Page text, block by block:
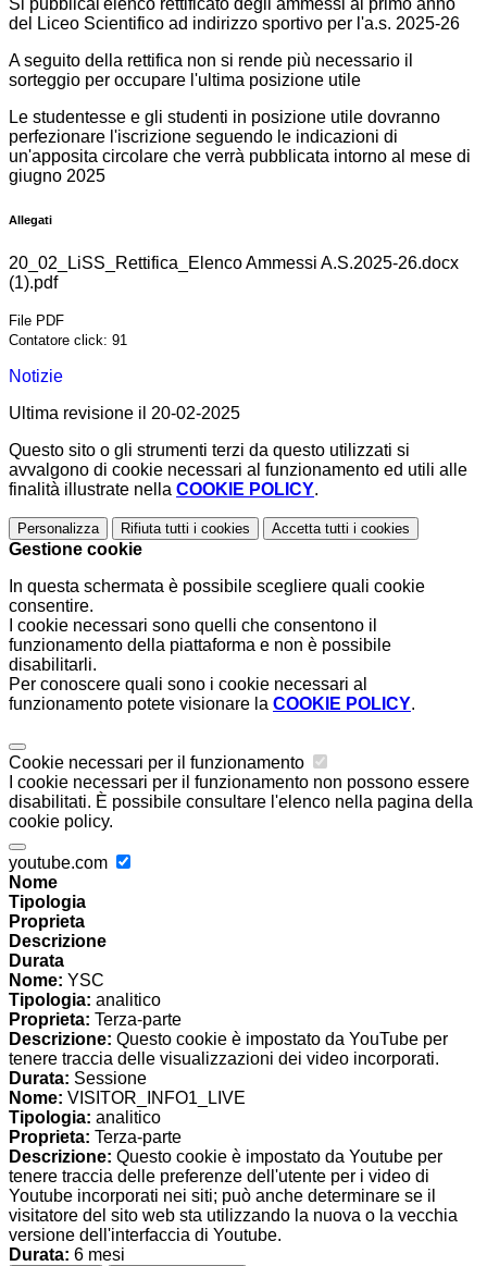
Si pubblical'elenco rettificato degli ammessi al primo anno
del Liceo Scientifico ad indirizzo sportivo per l'a.s. 2025-26
A seguito della rettifica non si rende più necessario il
sorteggio per occupare l'ultima posizione utile
Le studentesse e gli studenti in posizione utile dovranno
perfezionare l'iscrizione seguendo le indicazioni di
un'apposita circolare che verrà pubblicata intorno al mese di
giugno 2025
Allegati
20_02_LiSS_Rettifica_Elenco Ammessi A.S.2025-26.docx
(1).pdf
File PDF
Contatore click: 91
Notizie
Ultima revisione il 20-02-2025
Questo sito o gli strumenti terzi da questo utilizzati si
avvalgono di cookie necessari al funzionamento ed utili alle
finalità illustrate nella COOKIE POLICY.
Personalizza Rifiuta tutti i cookies Accetta tutti i cookies
Gestione cookie
In questa schermata è possibile scegliere quali cookie
consentire.
I cookie necessari sono quelli che consentono il
funzionamento della piattaforma e non è possibile
disabilitarli.
Per conoscere quali sono i cookie necessari al
funzionamento potete visionare la COOKIE POLICY.
Cookie necessari per il funzionamento
I cookie necessari per il funzionamento non possono essere
disabilitati. È possibile consultare l'elenco nella pagina della
cookie policy.
youtube.com
Nome
Tipologia
Proprieta
Descrizione
Durata
Nome: YSC
Tipologia: analitico
Proprieta: Terza-parte
Descrizione: Questo cookie è impostato da YouTube per
tenere traccia delle visualizzazioni dei video incorporati.
Durata: Sessione
Nome: VISITOR_INFO1_LIVE
Tipologia: analitico
Proprieta: Terza-parte
Descrizione: Questo cookie è impostato da Youtube per
tenere traccia delle preferenze dell'utente per i video di
Youtube incorporati nei siti; può anche determinare se il
visitatore del sito web sta utilizzando la nuova o la vecchia
versione dell'interfaccia di Youtube.
Durata: 6 mesi